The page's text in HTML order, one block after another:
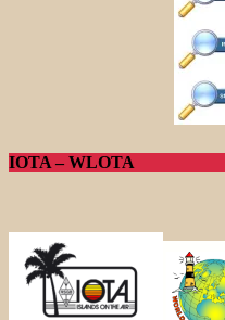
IOTA – WLOTA